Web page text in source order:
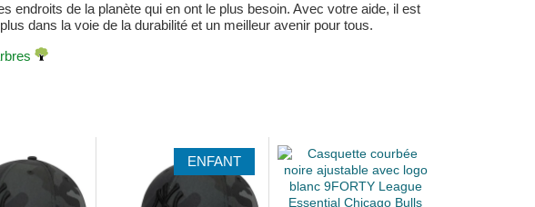
endroits de la planète qui en ont le plus besoin. Avec votre aide, il est
dans la voie de la durabilité et un meilleur avenir pour tous.
ENFANT